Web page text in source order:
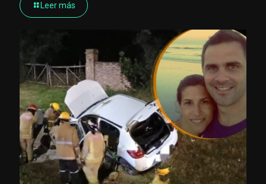
Leer más